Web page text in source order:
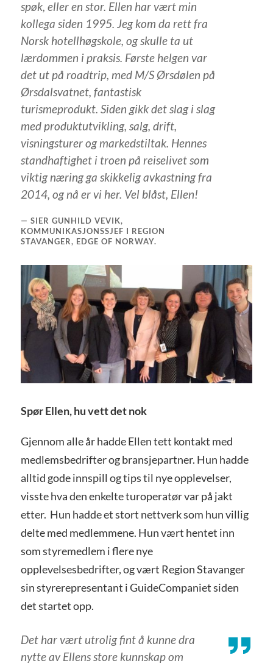
spøk, eller en stor. Ellen har vært min
kollega siden 1995. Jeg kom da rett fra
Norsk hotellhøgskole, og skulle ta ut
lærdommen i praksis. Første helgen var
det ut på roadtrip, med M/S Ørsdølen på
Ørsdalsvatnet, fantastisk
turismeprodukt. Siden gikk det slag i slag
med produktutvikling, salg, drift,
visningsturer og markedstiltak. Hennes
standhaftighet i troen på reiselivet som
viktig næring ga skikkelig avkastning fra
2014, og nå er vi her. Vel blåst, Ellen!
SIER GUNHILD VEVIK,
KOMMUNIKASJONSSJEF I REGION
STAVANGER, EDGE OF NORWAY.
Spør Ellen, hu vett det nok
Gjennom alle år hadde Ellen tett kontakt med
medlemsbedrifter og bransjepartner. Hun hadde
alltid gode innspill og tips til nye opplevelser,
visste hva den enkelte turoperatør var på jakt
etter. Hun hadde et stort nettverk som hun villig
delte med medlemmene. Hun vært hentet inn
som styremedlem i flere nye
opplevelsesbedrifter, og vært Region Stavanger
sin styrerepresentant i GuideCompaniet siden
det startet opp.
Det har vært utrolig fint å kunne dra
nytte av Ellens store kunnskap om